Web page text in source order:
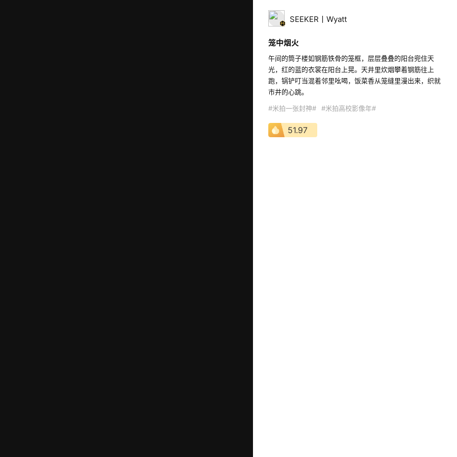
SEEKER丨Wyatt
笼中烟火
午间的筒子楼如钢筋铁骨的笼框，层层叠叠的阳台兜住天
光，红的蓝的衣裳在阳台上晃。天井里炊烟攀着钢筋往上
跑，锅铲叮当混着邻里吆喝，饭菜香从笼缝里漫出来，织就
市井的心跳。
#米拍一张封神#
#米拍高校影像年#
51.97